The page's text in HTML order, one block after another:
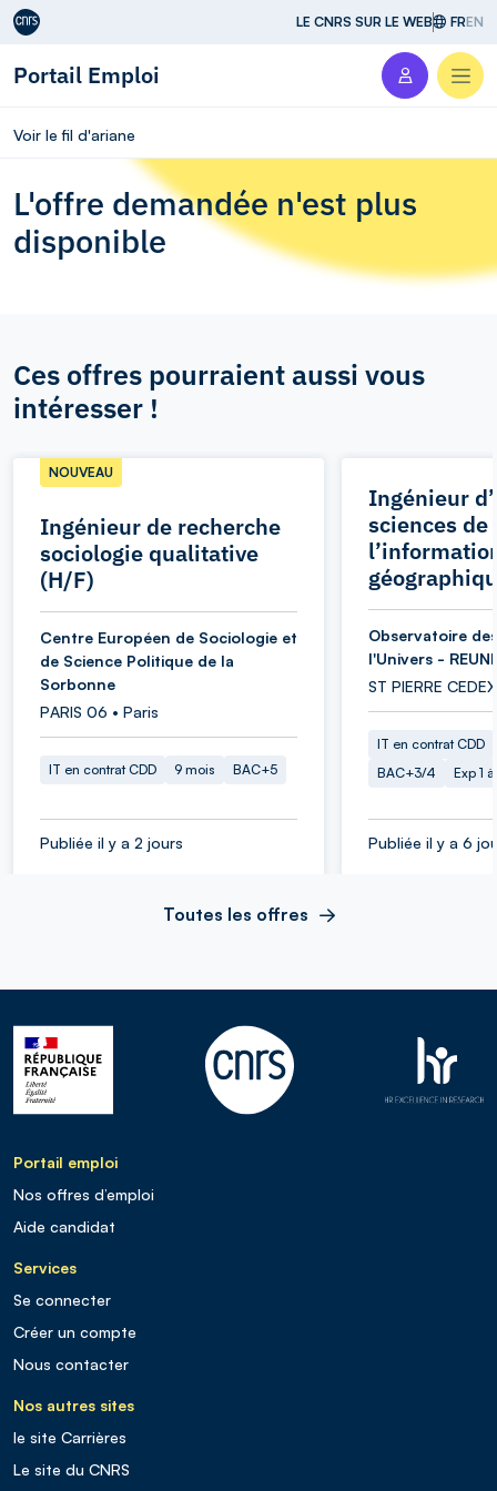
Aller au contenu LE CNRS SUR LE WEB FREN
Portail Emploi
Voir le fil d'ariane
L'offre demandée n'est plus
disponible
Ces offres pourraient aussi vous
intéresser !
Ingénieur de recherche
sociologie qualitative
(H/F)
NOUVEAU
Centre Européen de Sociologie et
de Science Politique de la
Sorbonne
PARIS 06 • Paris
IT en contrat CDD 9 mois BAC+5
Publiée il y a 2 jours
Ingénieur
sciences de
Observatoire
l'Univers -
ST PIERRE
IT en contrat CDD
BAC+3/4
Exp 1
Publiée il y a 6
Toutes les offres
Portail emploi
Nos offres d’emploi
Aide candidat
Services
Se connecter
Créer un compte
Nous contacter
Nos autres sites
le site Carrières
Le site du CNRS